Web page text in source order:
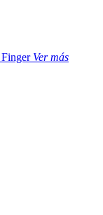
Finger Ver más